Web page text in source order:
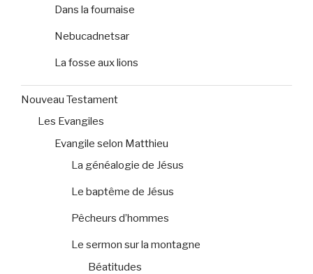
Dans la fournaise
Nebucadnetsar
La fosse aux lions
Nouveau Testament
Les Evangiles
Evangile selon Matthieu
La généalogie de Jésus
Le baptême de Jésus
Pêcheurs d’hommes
Le sermon sur la montagne
Béatitudes